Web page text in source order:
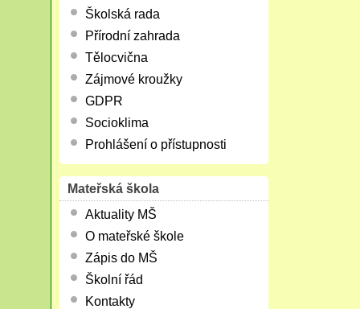
Školská rada
Přírodní zahrada
Tělocvična
Zájmové kroužky
GDPR
Socioklima
Prohlášení o přístupnosti
Mateřská škola
Aktuality MŠ
O mateřské škole
Zápis do MŠ
Školní řád
Kontakty